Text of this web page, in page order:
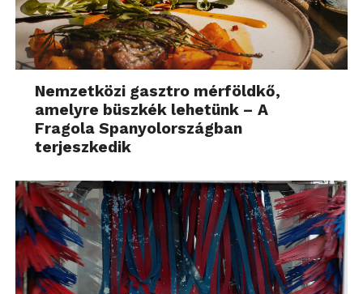
Nemzetközi gasztro mérföldkő,
amelyre büszkék lehetünk – A
Fragola Spanyolországban
terjeszkedik